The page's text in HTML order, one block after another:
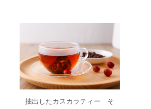
抽出したカスカラティー そ